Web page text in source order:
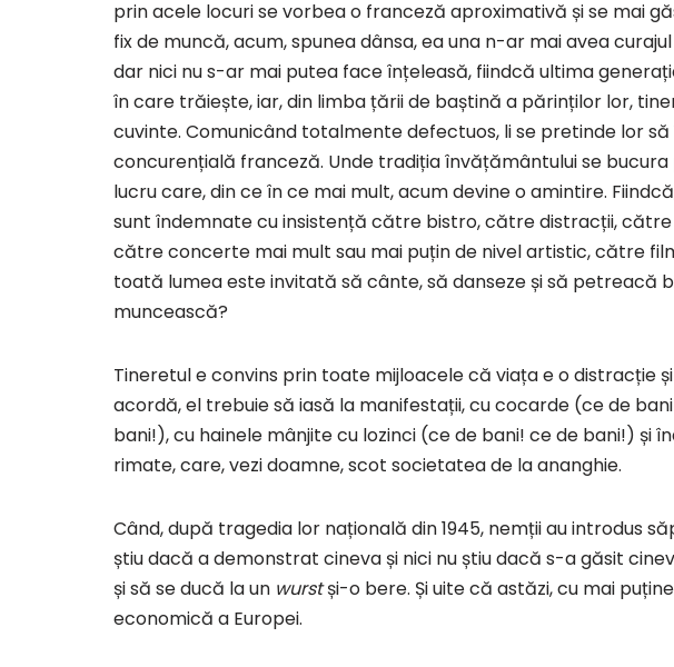
prin acele locuri se vorbea o franceză aproximativă și se mai
fix de muncă, acum, spunea dânsa, ea una n-ar mai avea
dar nici nu s-ar mai putea face înțeleasă, fiindcă ultima
în care trăiește, iar, din limba țării de baștină a părinților lor,
cuvinte. Comunicând totalmente defectuos, li se pretinde lor
concurențială franceză. Unde tradiția învățământului se
lucru care, din ce în ce mai mult, acum devine o amintire.
sunt îndemnate cu insistență către bistro, către distracții,
către concerte mai mult sau mai puțin de nivel artistic, către
toată lumea este invitată să cânte, să danseze și să petreacă
muncească?
Tineretul e convins prin toate mijloacele că viața e o distracție
acordă, el trebuie să iasă la manifestații, cu cocarde (ce de
bani!), cu hainele mânjite cu lozinci (ce de bani! ce de bani!) și
rimate, care, vezi doamne, scot societatea de la ananghie.
Când, după tragedia lor națională din 1945, nemții au introdus
știu dacă a demonstrat cineva și nici nu știu dacă s-a găsit
și să se ducă la un wurstși-o bere. Și uite că astăzi, cu mai
economică a Europei.